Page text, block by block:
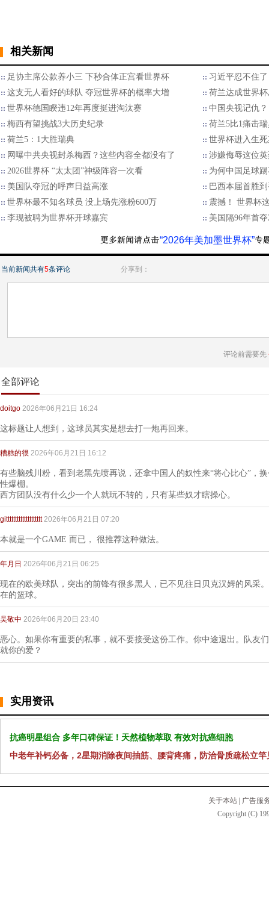
相关新闻
足协主席公款养小三 下秒合体正宫看世界杯
习近平忍不住
这支无人看好的球队 夺冠世界杯的概率大增
荷兰达成世界
世界杯德国睽违12年再度挺进淘汰赛
中国央视记仇
梅西有望挑战3大历史纪录
荷兰5比1痛击
荷兰5：1大胜瑞典
世界杯进入生
网曝中共央视封杀梅西？这些内容全都没有了
涉嫌侮辱这位
2026世界杯 “太太团”神级阵容一次看
为何中国足球
美国队夺冠的呼声日益高涨
巴西本届首胜
世界杯最不知名球员 没上场先涨粉600万
震撼！ 世界杯
李现被聘为世界杯开球嘉宾
美国隔96年首
“2026年美加墨世界杯”
当前新闻共有5条评论 分享到：
评论前需要先
全部评论
doitgo 2026年06月21日 16:24
这标题让人想到，这球员其实是想去打一炮再回来。
糟糕的很 2026年06月21日 16:12
有些脑残川粉，看到老黑先喷再说，还拿中国人的奴性来“将心比心”，
性爆棚。
西方团队没有什么少一个人就玩不转的，只有某些奴才瞎操心。
gitttttttttttttttttttt 2026年06月21日 07:20
本就是一个GAME 而已， 很推荐这种做法。
年月日 2026年06月21日 06:25
现在的欧美球队，突出的前锋有很多黑人，已不见往日贝克汉姆的风采
在的篮球。
吴敬中 2026年06月20日 23:40
恶心。如果你有重要的私事，就不要接受这份工作。你中途退出。队友
就你的爱？
实用资讯
抗癌明星组合 多年口碑保证！天然植物萃取 有效对抗癌细胞
中老年补钙必备，2星期消除夜间抽筋、腰背疼痛，防治骨质疏松立竿
关于本站
广告服
Copyright (C)